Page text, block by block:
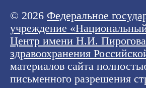
© 2026 Федеральное
учреждение
Центр имени Н.И.
здравоохранения
материалов сайта
письменного разрешения